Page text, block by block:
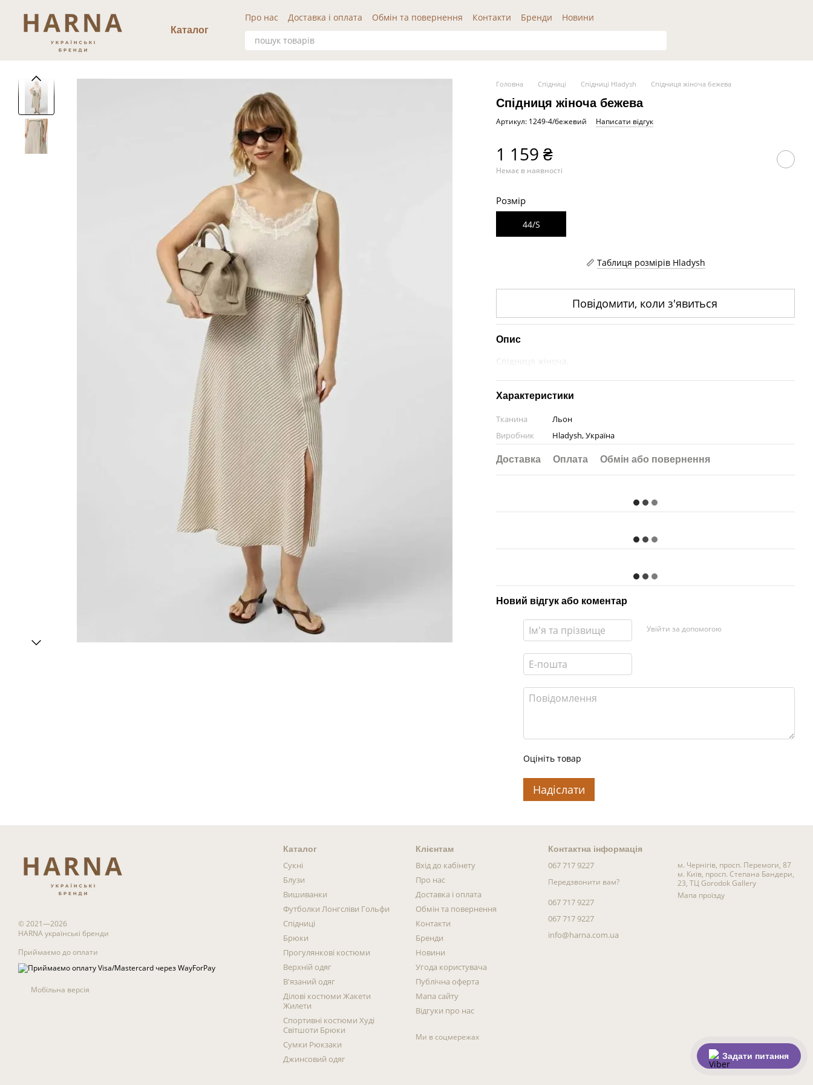
Задати питання
Каталог
Про нас Доставка і оплата Обмін та повернення Контакти Бренди
Новини
Угода користувача
Публічна оферта Відгуки про нас
Головна Спідниці Спідниці Hladysh Спідниця жіноча бежева
Спідниця жіноча бежева
Артикул: 1249-4/бежевий Написати відгук
1 159 ₴
Немає в наявності
Розмір
44/S
Таблиця розмірів Hladysh
Повідомити, коли з'явиться
Опис
Спідниця жіноча.
Характеристики
Тканина
Льон
Виробник
Hladysh, Україна
Доставка Оплата Обмін або повернення
Новий відгук або коментар
Увійти за допомогою
Оцініть товар
Надіслати
© 2021—2026
HARNA українські бренди
Приймаємо до оплати
Мобільна версія
Каталог
Сукні
Блузи
Вишиванки
Футболки Лонгсліви Гольфи
Спідниці
Брюки
Прогулянкові костюми
Верхній одяг
В'язаний одяг
Ділові костюми Жакети
Жилети
Спортивні костюми Худі
Світшоти Брюки
Сумки Рюкзаки
Джинсовий одяг
Клієнтам
Вхід до кабінету
Про нас
Доставка і оплата
Обмін та повернення
Контакти
Бренди
Новини
Угода користувача
Публічна оферта
Мапа сайту
Відгуки про нас
Ми в соцмережах
Контактна інформація
067 717 9227
Передзвонити вам?
067 717 9227
067 717 9227
info@harna.com.ua
м. Чернігів, просп. Перемоги, 87
м. Київ, просп. Степана Бандери,
23, ТЦ Gorodok Gallery
Мапа проїзду